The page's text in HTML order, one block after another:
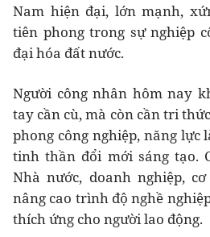
Nam hiện đại, lớn mạnh,
tiên phong trong sự nghiệp
đại hóa đất nước.
Người công nhân hôm nay
tay cần cù, mà còn cần tri
phong công nghiệp, năng lực
tinh thần đổi mới sáng tạo.
Nhà nước, doanh nghiệp,
nâng cao trình độ nghề
thích ứng cho người lao động.